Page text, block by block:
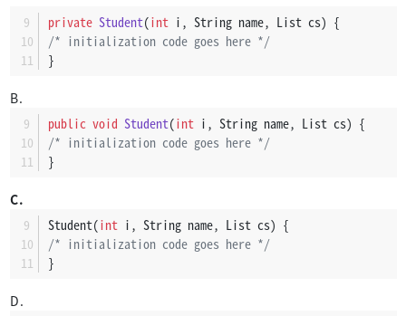
private Student(int i, String name, List cs) {
/* initialization code goes here */
}
B.
public void Student(int i, String name, List cs) {
/* initialization code goes here */
}
C.
Student(int i, String name, List cs) {
/* initialization code goes here */
}
D.